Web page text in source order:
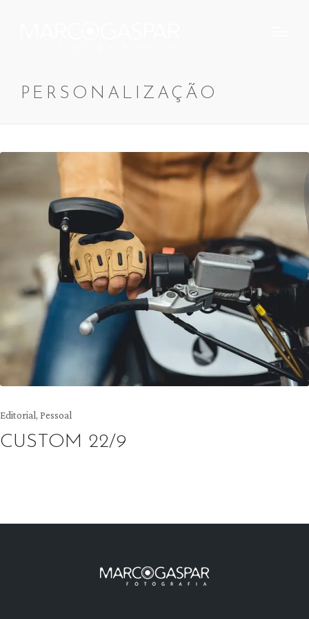
PERSONALIZAÇÃO
Posted
in
Editorial Pessoal
CUSTOM 22/9